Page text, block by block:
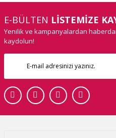
E-BÜLTEN LİSTEMİZE
Yenilik ve kampanyalardan
kaydolun!